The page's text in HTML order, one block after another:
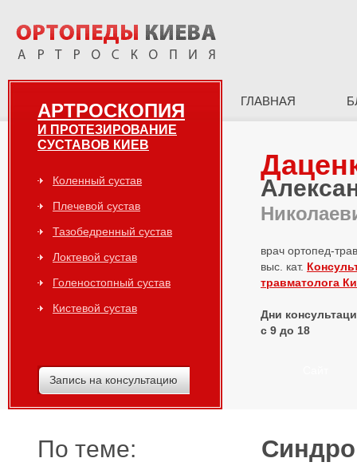
ГЛАВНАЯ
АРТРОСКОПИЯ
И ПРОТЕЗИРОВАНИЕ
СУСТАВОВ КИЕВ
Коленный сустав
Плечевой сустав
Тазобедренный сустав
Локтевой сустав
Голеностопный сустав
Кистевой сустав
Запись на консультацию
врач ортопед-
выс. кат.
травматолога
Дни
с 9 до 18
По теме: